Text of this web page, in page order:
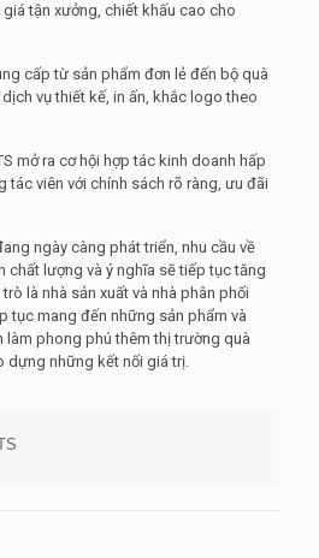
tận xưởng, chiết khấu cao cho
cấp từ sản phẩm đơn lẻ đến bộ quà
vụ thiết kế, in ấn, khắc logo theo
mở ra cơ hội hợp tác kinh doanh hấp
tác viên với chính sách rõ ràng, ưu đãi
ngày càng phát triển, nhu cầu về
chất lượng và ý nghĩa sẽ tiếp tục tăng
trò là nhà sản xuất và nhà phân phối
tục mang đến những sản phẩm và
làm phong phú thêm thị trường quà
dựng những kết nối giá trị.